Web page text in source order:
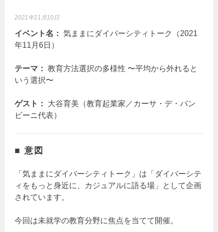
2021年11月10日
イベント名： 気ままにダイバーシティトーク（2021
年11月6日）
テーマ： 教育方法選択の多様性 〜平均から外れると
いう選択〜
ゲスト：
大谷育美（教育起業家／カーサ・デ・バン
ビーニ代表）
■ 意図
「気ままにダイバーシティトーク」は「ダイバーシテ
ィをもっと身近に、カジュアルに語る場」として企画
されています。
今回は未就学の教育分野に焦点を当てて開催。